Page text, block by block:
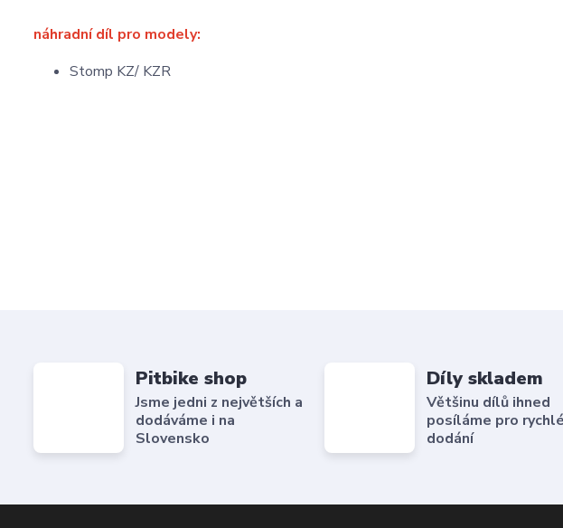
náhradní díl pro modely:
Stomp KZ/ KZR
Pitbike shop
Jsme jedni z největších a
dodáváme i na
Slovensko
Díly skladem
Většinu dílů ihned
posíláme pro rychlé
dodání